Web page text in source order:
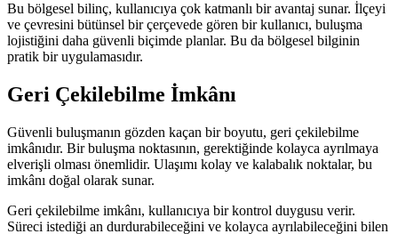
Bu bölgesel bilinç, kullanıcıya çok katmanlı bir avantaj sunar. İlçeyi
ve çevresini bütünsel bir çerçevede gören bir kullanıcı, buluşma
lojistiğini daha güvenli biçimde planlar. Bu da bölgesel bilginin
pratik bir uygulamasıdır.
Geri Çekilebilme İmkânı
Güvenli buluşmanın gözden kaçan bir boyutu, geri çekilebilme
imkânıdır. Bir buluşma noktasının, gerektiğinde kolayca ayrılmaya
elverişli olması önemlidir. Ulaşımı kolay ve kalabalık noktalar, bu
imkânı doğal olarak sunar.
Geri çekilebilme imkânı, kullanıcıya bir kontrol duygusu verir.
Süreci istediği an durdurabileceğini ve kolayca ayrılabileceğini bilen